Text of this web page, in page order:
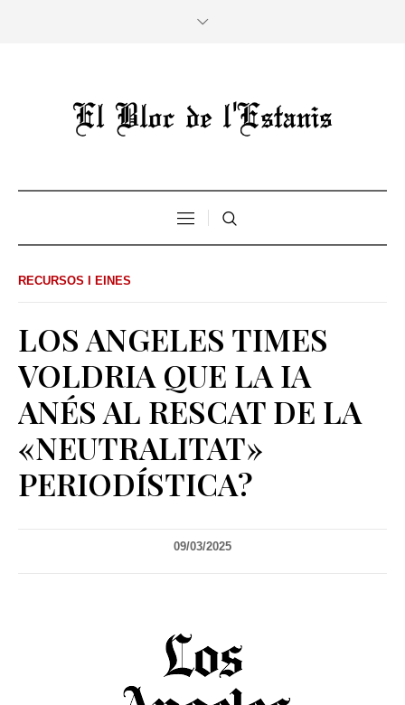
RECURSOS I EINES
LOS ANGELES TIMES
VOLDRIA QUE LA IA
ANÉS AL RESCAT DE LA
«NEUTRALITAT»
PERIODÍSTICA?
09/03/2025